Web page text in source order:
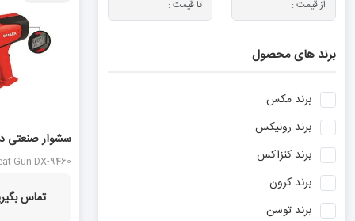
سشوار صنعتی
DX-9460
Gun DX-9460
تماس
برند های محصول
برند مکس
برند رونیکس
برند کنزاکس
برند کرون
برند توسن